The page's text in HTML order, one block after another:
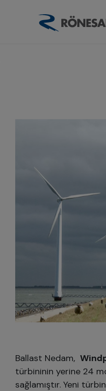
Ballast Nedam,
türbininin yerine 24
sağlamıştır. Yeni